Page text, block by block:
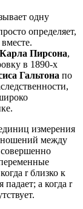
одну
определяет,
Карла Пирсона,
в 1890-х
Гальтона по
измерения
между
r близко к
падает; а когда r